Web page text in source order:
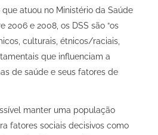
que atuou no Ministério da Saúde
2006 e 2008, os DSS são “os
culturais, étnicos/raciais,
que influenciam a
de saúde e seus fatores de
manter uma população
fatores sociais decisivos como